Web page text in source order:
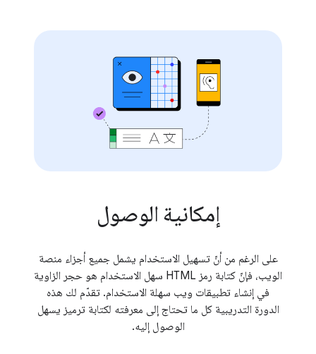
إمكانية الوصول
على الرغم من أنّ تسهيل الاستخدام يشمل جميع أجزاء منصة
الويب، فإنّ كتابة رمز HTML سهل الاستخدام هو حجر الزاوية
في إنشاء تطبيقات ويب سهلة الاستخدام. تقدّم لك هذه
الدورة التدريبية كل ما تحتاج إلى معرفته لكتابة ترميز يسهل
الوصول إليه.